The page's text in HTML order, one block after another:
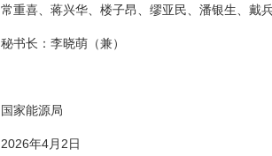
常重喜、蒋兴华、楼子昂、缪亚民、潘银生、戴
秘书长：李晓萌（兼）
国家能源局
2026年4月2日